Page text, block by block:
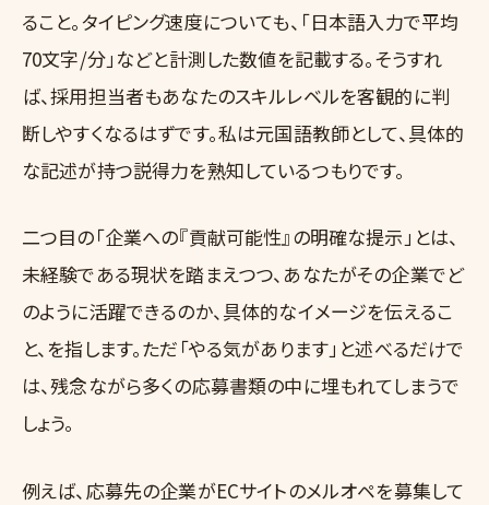
ること。タイピング速度についても、「日本語入力で平均
70文字/分」などと計測した数値を記載する。そうすれ
ば、採用担当者もあなたのスキルレベルを客観的に判
断しやすくなるはずです。私は元国語教師として、具体的
な記述が持つ説得力を熟知しているつもりです。
二つ目の「企業への『貢献可能性』の明確な提示」とは、
未経験である現状を踏まえつつ、あなたがその企業でど
のように活躍できるのか、具体的なイメージを伝えるこ
と、を指します。ただ「やる気があります」と述べるだけで
は、残念ながら多くの応募書類の中に埋もれてしまうで
しょう。
例えば、応募先の企業がECサイトのメルオペを募集して